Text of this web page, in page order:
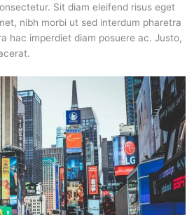
Sit diam eleifend risus eget
nibh morbi ut sed interdum pharetra
hac imperdiet diam posuere ac. Justo,